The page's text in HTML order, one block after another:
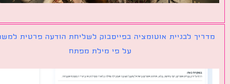
לבניית אוטומציה בפייסבוק לשליחת הודעה פרטית למשתמש
על פי מילת מפתח